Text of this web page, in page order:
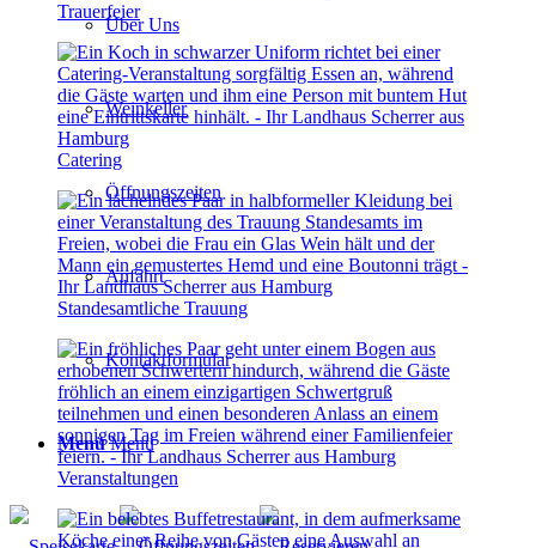
Über Uns
Weinkeller
Öffnungszeiten
Anfahrt
Kontaktformular
Menü Menü
Trauerfeier
Catering
Standesamtliche Trauung
Veranstaltungen